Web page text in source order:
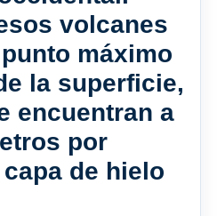
volcanes
máximo
la superficie,
encuentran a
por
de hielo